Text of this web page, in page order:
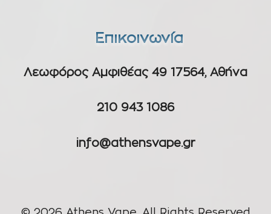
Επικοινωνία
Λεωφόρος Αμφιθέας 49 17564, Αθήνα
210 943 1086
info@athensvape.gr